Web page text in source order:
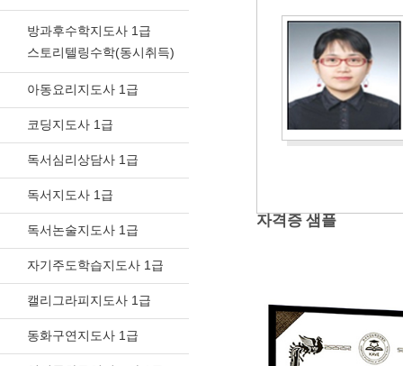
방과후수학지도사 1급
스토리텔링수학(동시취득)
아동요리지도사 1급
코딩지도사 1급
독서심리상담사 1급
독서지도사 1급
독서논술지도사 1급
자기주도학습지도사 1급
캘리그라피지도사 1급
동화구연지도사 1급
자격증 샘플